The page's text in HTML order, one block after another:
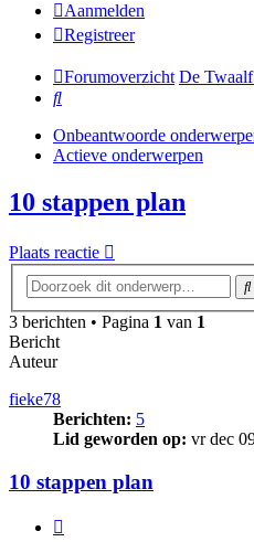
Aanmelden
Registreer
Forumoverzicht De
Zoek
Onbeantwoorde
Actieve onderwerpen
10 stappen plan
Plaats reactie
3 berichten • Pagina 1 van 1
Bericht
Auteur
fieke78
Berichten: 5
Lid geworden op: vr dec
10 stappen plan